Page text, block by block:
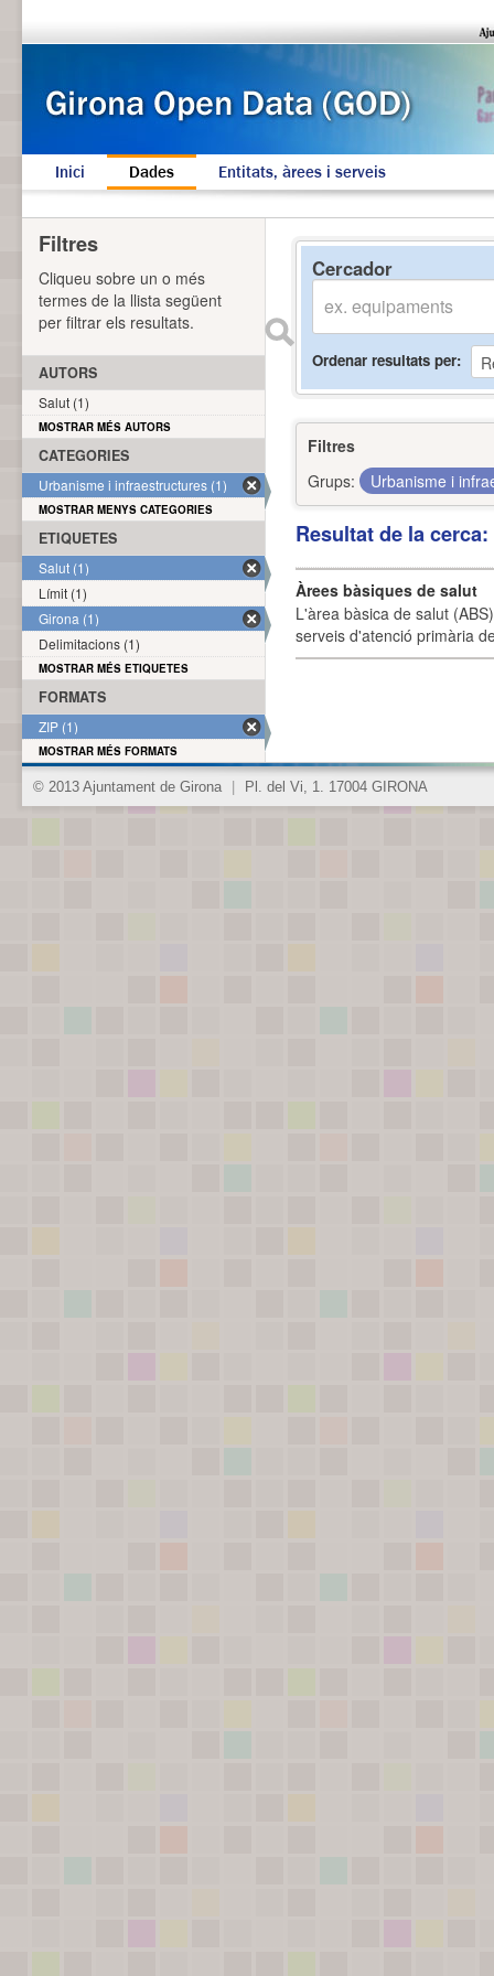
Inici Dades Entitats, àrees i serveis
Cercador
Ordenar resultats per
Filtres
Grups:
Urbanisme i
Resultat de la
Àrees bàsiques de salut
L'àrea bàsica de salut
serveis d'atenció primària
Filtres
Cliqueu sobre un o més
termes de la llista següent
per filtrar els resultats.
AUTORS
Salut (1)
MOSTRAR MÉS AUTORS
CATEGORIES
Urbanisme i infraestructures (1)
MOSTRAR MENYS CATEGORIES
ETIQUETES
Salut (1)
Límit (1)
Girona (1)
Delimitacions (1)
MOSTRAR MÉS ETIQUETES
FORMATS
ZIP (1)
MOSTRAR MÉS FORMATS
© 2013 Ajuntament de Girona Pl. del Vi, 1. 17004 GIRONA